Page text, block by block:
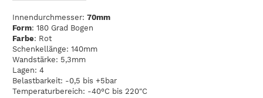
Innendurchmesser: 70mm
Form: 180 Grad Bogen
Farbe: Rot
Schenkellänge: 140mm
Wandstärke: 5,3mm
Lagen: 4
Belastbarkeit: -0,5 bis +5bar
Temperaturbereich: -40°C bis 220"C